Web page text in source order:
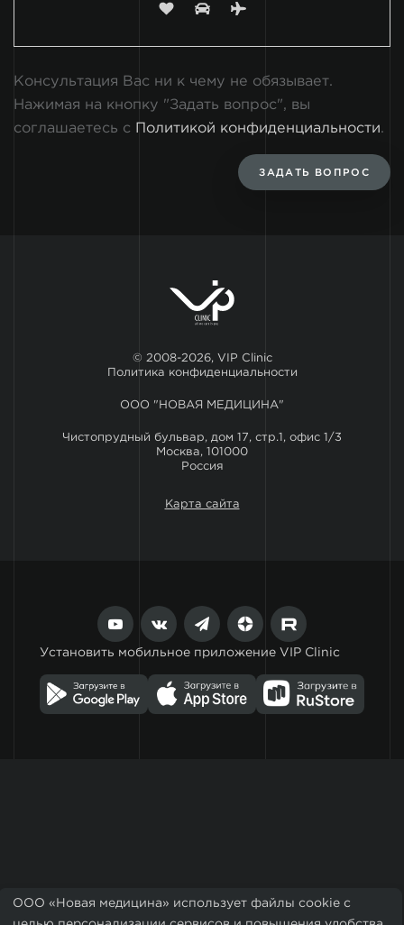
Консультация Вас ни к чему не обязывает.
Нажимая на кнопку "Задать вопрос", вы
соглашаетесь с Политикой конфиденциальности.
ЗАДАТЬ ВОПРОС
© 2008-2026, VIP Clinic
Политика конфиденциальности
ООО "НОВАЯ МЕДИЦИНА"
Чистопрудный бульвар, дом 17, стр.1, офис 1/3
Москва, 101000
Россия
Карта сайта
Установить мобильное приложение VIP Clinic
ООО «Новая медицина» использует файлы cookie с